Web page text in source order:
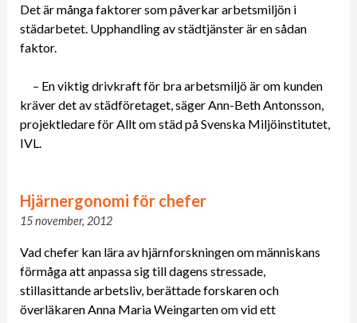
Det är många faktorer som påverkar arbetsmiljön i
städarbetet. Upphandling av städtjänster är en sådan
faktor.
– En viktig drivkraft för bra arbetsmiljö är om kunden
kräver det av städföretaget, säger Ann-Beth Antonsson,
projektledare för Allt om städ på Svenska Miljöinstitutet,
IVL.
Hjärnergonomi för chefer
15 november, 2012
Vad chefer kan lära av hjärnforskningen om människans
förmåga att anpassa sig till dagens stressade,
stillasittande arbetsliv, berättade forskaren och
överläkaren Anna Maria Weingarten om vid ett